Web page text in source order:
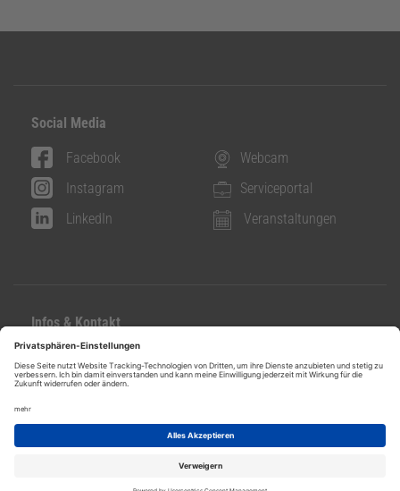
Social Media
Facebook
Instagram
LinkedIn
Webcam
Serviceportal
Veranstaltungen
Infos & Kontakt
Kontakt
Datenschutz
Ideen- und Beschwerdeservice